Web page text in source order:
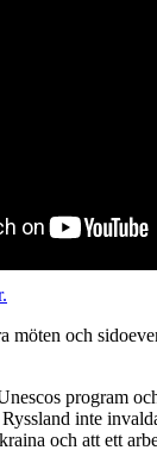
möten och
program
inte
och att ett